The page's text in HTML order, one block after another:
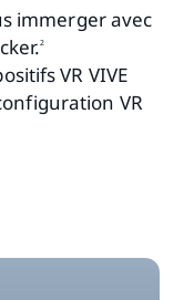
immerger avec
2
VR VIVE
VR